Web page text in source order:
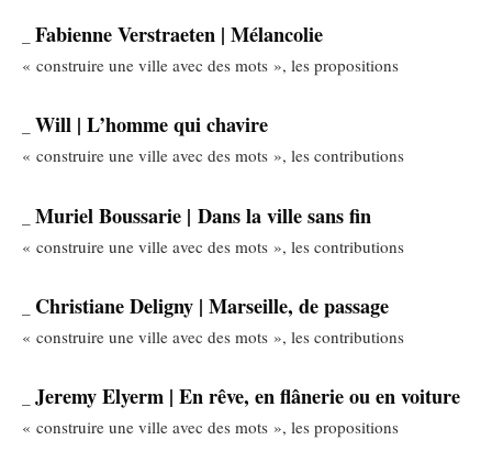
Fabienne Verstraeten | Mélancolie
« construire une ville avec des mots », les propositions
Will | L’homme qui chavire
« construire une ville avec des mots », les contributions
Muriel Boussarie | Dans la ville sans fin
« construire une ville avec des mots », les contributions
Christiane Deligny | Marseille, de passage
« construire une ville avec des mots », les contributions
Jeremy Elyerm | En rêve, en flânerie ou en voiture
« construire une ville avec des mots », les propositions